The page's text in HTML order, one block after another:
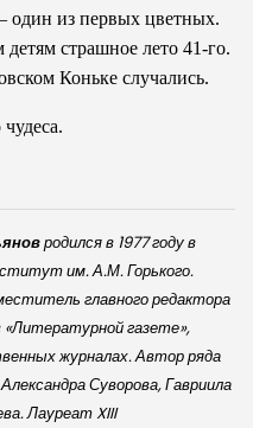
из первых цветных.
детям страшное лето 41-го.
Коньке случались.
родился в 1977 году в
им. А.М. Горького.
главного редактора
«Литературной газете»,
журналах. Автор ряда
Суворова, Гавриила
Лауреат XIII